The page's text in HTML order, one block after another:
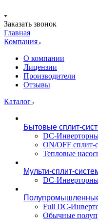
Заказать звонок
Главная
Компания
О компании
Лицензии
Производители
Отзывы
Каталог
Бытовые сплит-
DC-
ON/OFF сплит-
Тепловые
Мульти-сплит-
DC-
Full DC-
Обычные